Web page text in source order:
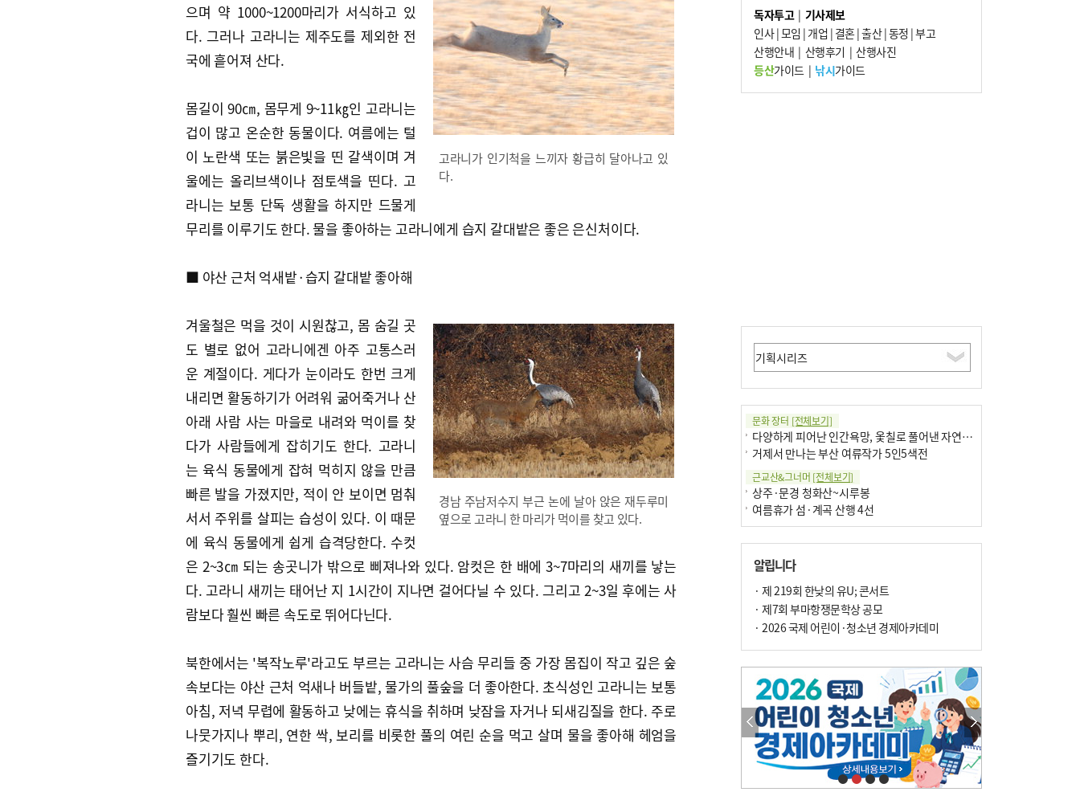
고라니가 인기척을 느끼자 황급히 달아나고 있
다.
으며 약 1000~1200마리가 서식하고 있
다. 그러나 고라니는 제주도를 제외한 전
국에 흩어져 산다.
몸길이 90㎝, 몸무게 9~11㎏인 고라니는
겁이 많고 온순한 동물이다. 여름에는 털
이 노란색 또는 붉은빛을 띤 갈색이며 겨
울에는 올리브색이나 점토색을 띤다. 고
라니는 보통 단독 생활을 하지만 드물게
무리를 이루기도 한다. 물을 좋아하는 고라니에게 습지 갈대밭은 좋은 은신처이다.
■ 야산 근처 억새밭·습지 갈대밭 좋아해
경남 주남저수지 부근 논에 날아 앉은 재두루미
옆으로 고라니 한 마리가 먹이를 찾고 있다.
겨울철은 먹을 것이 시원찮고, 몸 숨길 곳
도 별로 없어 고라니에겐 아주 고통스러
운 계절이다. 게다가 눈이라도 한번 크게
내리면 활동하기가 어려워 굶어죽거나 산
아래 사람 사는 마을로 내려와 먹이를 찾
다가 사람들에게 잡히기도 한다. 고라니
는 육식 동물에게 잡혀 먹히지 않을 만큼
빠른 발을 가졌지만, 적이 안 보이면 멈춰
서서 주위를 살피는 습성이 있다. 이 때문
에 육식 동물에게 쉽게 습격당한다. 수컷
은 2~3㎝ 되는 송곳니가 밖으로 삐져나와 있다. 암컷은 한 배에 3~7마리의 새끼를 낳는
다. 고라니 새끼는 태어난 지 1시간이 지나면 걸어다닐 수 있다. 그리고 2~3일 후에는 사
람보다 훨씬 빠른 속도로 뛰어다닌다.
북한에서는 '복작노루'라고도 부르는 고라니는 사슴 무리들 중 가장 몸집이 작고 깊은 숲
속보다는 야산 근처 억새나 버들밭, 물가의 풀숲을 더 좋아한다. 초식성인 고라니는 보통
아침, 저녁 무렵에 활동하고 낮에는 휴식을 취하며 낮잠을 자거나 되새김질을 한다. 주로
나뭇가지나 뿌리, 연한 싹, 보리를 비롯한 풀의 여린 순을 먹고 살며 물을 좋아해 헤엄을
즐기기도 한다.
8
[사설] 해수부 신청사 북항으로 확정, 해양
수도 도약의 전환점
9
외국인 선원 ‘인신매매 경유지’ 된 부산…
우려가 현실로
10 르노 못 타는 부산시장…관용차 규정에 막
독자투고| 기사제보
인사|모임 | 개업 | 결혼|출산|동정 |부고
산행안내 | 산행후기 | 산행사진
등산가이드| 낚시가이드
문화 장터 [전체보기]
다양하게 피어난 인간욕망, 옻칠로 풀어낸 자연의 이치
거제서 만나는 부산 여류작가 5인5색전
근교산&그너머 [전체보기]
상주·문경 청화산~시루봉
여름휴가 섬·계곡 산행 4선
알립니다
· 제 219회 한낮의 유U; 콘서트
· 제7회 부마항쟁문학상 공모
· 2026 국제 어린이·청소년 경제아카데미